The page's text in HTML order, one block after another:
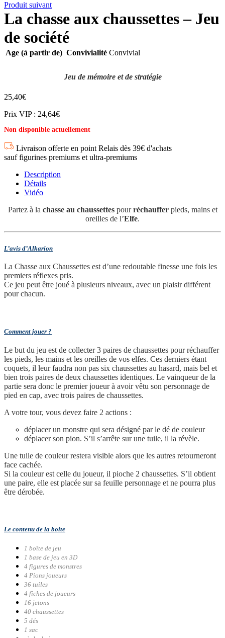
Produit suivant
La chasse aux chaussettes – Jeu
de société
Age (à partir de) Convivialité Convivial
Jeu de mémoire et de stratégie
25,40€
Prix VIP : 24,64€
Non disponible actuellement
Livraison offerte en point Relais dès 39€ d'achats
sauf figurines premiums et ultra-premiums
Description
Détails
Vidéo
Partez à la chasse au chaussettespourréchaufferpieds, mains et
oreilles de l’Elfe.
L’avis d’Alkarion
La Chasse aux Chaussettes est d’une redoutable finesse une fois les
premiers réflexes pris.
Ce jeu peut être joué à plusieurs niveaux, avec un plaisir différent
pour chacun.
Comment jouer ?
Le but du jeu est de collecter 3 paires de chaussettes pour réchauffer
les pieds, les mains et les oreilles de vos elfes. Ces derniers étant
coquets, il leur faudra non pas six chaussettes au hasard, mais bel et
bien trois paires de deux chaussettes identiques. Le vainqueur de la
partie sera donc le premier joueur à avoir vêtu son personnage de
pied en cap, avec trois paires de chaussettes.
A votre tour, vous devez faire 2 actions :
déplacer un monstre qui sera désigné par le dé de couleur
déplacer son pion. S’il s’arrête sur une tuile, il la révèle.
Une tuile de couleur restera visible alors que les autres retourneront
face cachée.
Si la couleur est celle du joueur, il pioche 2 chaussettes. S’il obtient
une paire, elle est placée sur sa feuille personnage et ne pourra plus
être dérobée.
Le contenu de la boite
1 boîte de jeu
1 base de jeu en 3D
4 figures de monstres
4 Pions joueurs
36 tuiles
4 fiches de joueurs
16 jetons
40 chaussettes
5 dés
1 sac